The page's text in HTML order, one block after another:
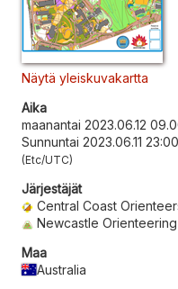
Näytä yleiskuvakartta
Aika
maanantai 2023.06.12
Sunnuntai 2023.06.11 23:00
Etc/UTC
Järjestäjät
Central Coast
Newcastle
Maa
Australia